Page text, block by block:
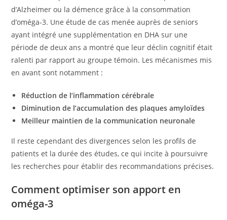
d’Alzheimer ou la démence grâce à la consommation
d’oméga-3. Une étude de cas menée auprès de seniors
ayant intégré une supplémentation en DHA sur une
période de deux ans a montré que leur déclin cognitif était
ralenti par rapport au groupe témoin. Les mécanismes mis
en avant sont notamment :
Réduction de l’inflammation cérébrale
Diminution de l’accumulation des plaques amyloïdes
Meilleur maintien de la communication neuronale
Il reste cependant des divergences selon les profils de
patients et la durée des études, ce qui incite à poursuivre
les recherches pour établir des recommandations précises.
Comment optimiser son apport en
oméga-3